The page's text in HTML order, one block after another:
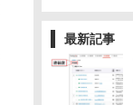
最新記事